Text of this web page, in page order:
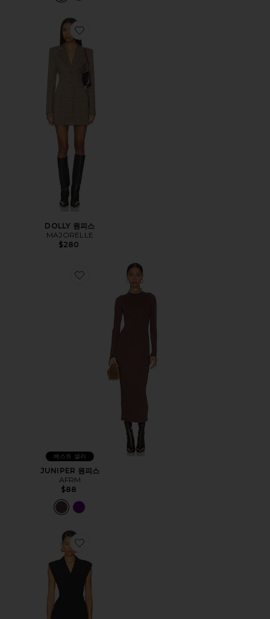
Favorite DOLLY 원피스
DOLLY 원피스
MAJORELLE
$280
Favorite JUNIPER 원피스
베스트 셀러
JUNIPER 원피스
AFRM
$88
Favorite BRIEANNA 원피스